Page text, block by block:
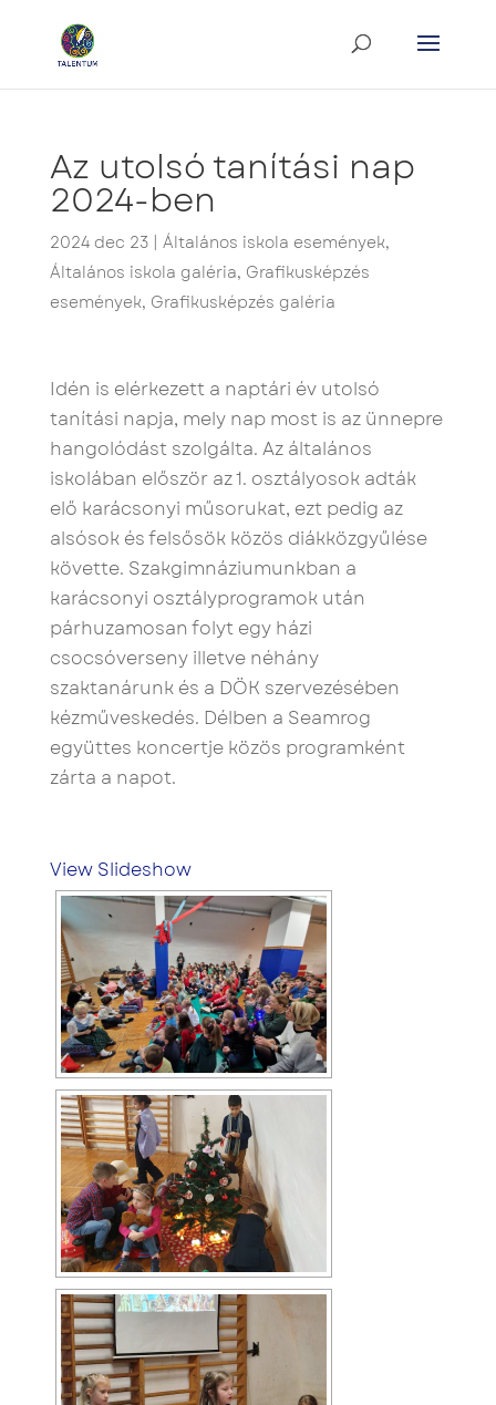
Az utolsó tanítási nap
2024-ben
2024 dec 23| Általános iskola események,
Általános iskola galéria, Grafikusképzés
események, Grafikusképzés galéria
Idén is elérkezett a naptári év utolsó
tanítási napja, mely nap most is az ünnepre
hangolódást szolgálta. Az általános
iskolában először az 1. osztályosok adták
elő karácsonyi műsorukat, ezt pedig az
alsósok és felsősök közös diákközgyűlése
követte. Szakgimnáziumunkban a
karácsonyi osztályprogramok után
párhuzamosan folyt egy házi
csocsóverseny illetve néhány
szaktanárunk és a DÖK szervezésében
kézműveskedés. Délben a Seamrog
együttes koncertje közös programként
zárta a napot.
View Slideshow